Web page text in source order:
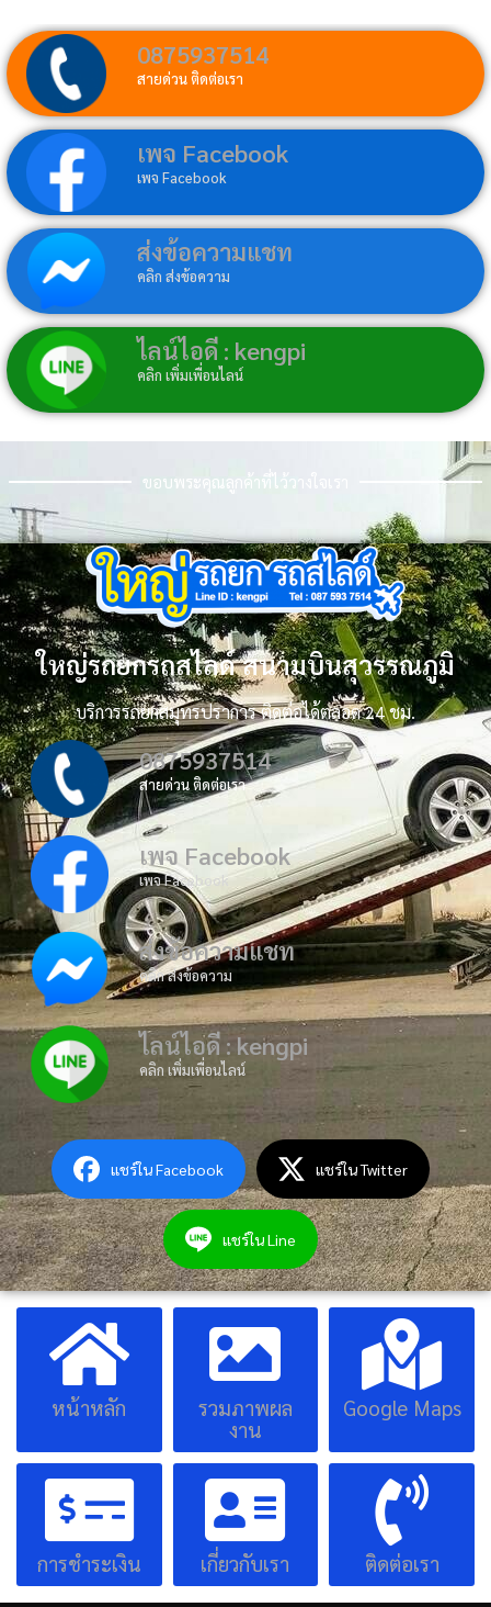
0875937514
สายด่วน ติดต่อเรา
เพจ Facebook
เพจ Facebook
ส่งข้อความแชท
คลิก ส่งข้อความ
ไลน์ไอดี : kengpi
คลิก เพิ่มเพื่อนไลน์
ขอบพระคุณลูกค้าที่ไว้วางใจเรา
ใหญ่รถยกรถสไลด์ สนามบินสุวรรณภูมิ
บริการรถยกสมุทรปราการ ติดต่อได้ตลอด 24 ชม.
0875937514
สายด่วน ติดต่อเรา
เพจ Facebook
เพจ Facebook
ส่งข้อความแชท
คลิก ส่งข้อความ
ไลน์ไอดี : kengpi
คลิก เพิ่มเพื่อนไลน์
แชร์ใน Facebook แชร์ใน Twitter
แชร์ใน Line
หน้าหลัก
รวมภาพผล
งาน
Google Maps
การชำระเงิน เกี่ยวกับเรา ติดต่อเรา